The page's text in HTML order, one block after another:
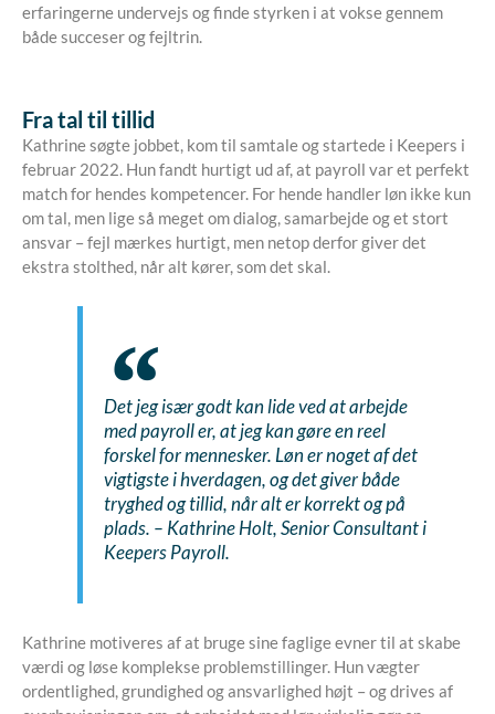
erfaringerne undervejs og finde styrken i at vokse gennem
både succeser og fejltrin.
Fra tal til tillid
Kathrine søgte jobbet, kom til samtale og startede i Keepers i
februar 2022. Hun fandt hurtigt ud af, at payroll var et perfekt
match for hendes kompetencer. For hende handler løn ikke kun
om tal, men lige så meget om dialog, samarbejde og et stort
ansvar – fejl mærkes hurtigt, men netop derfor giver det
ekstra stolthed, når alt kører, som det skal.
Det jeg især godt kan lide ved at arbejde
med payroll er, at jeg kan gøre en reel
forskel for mennesker. Løn er noget af det
vigtigste i hverdagen, og det giver både
tryghed og tillid, når alt er korrekt og på
plads. – Kathrine Holt, Senior Consultant i
Keepers Payroll.
Kathrine motiveres af at bruge sine faglige evner til at skabe
værdi og løse komplekse problemstillinger. Hun vægter
ordentlighed, grundighed og ansvarlighed højt – og drives af